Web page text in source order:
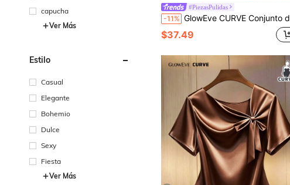
capucha
Ver Más
Estilo
Casual
Elegante
Bohemio
Dulce
Sexy
Fiesta
Ver Más
#PiezasPulidas
-11% GlowEve CURVE Conjunto de 2 piezas para mujer talla grande: Elegante chaqueta tipo cárdigan con cuello en V y adorno de cuentas en contraste, y vestido largo con cuello redondo y decoración de perlas, adecuado para ocasiones casuales, de trabajo y de fiesta en otoño/invierno
$37.49